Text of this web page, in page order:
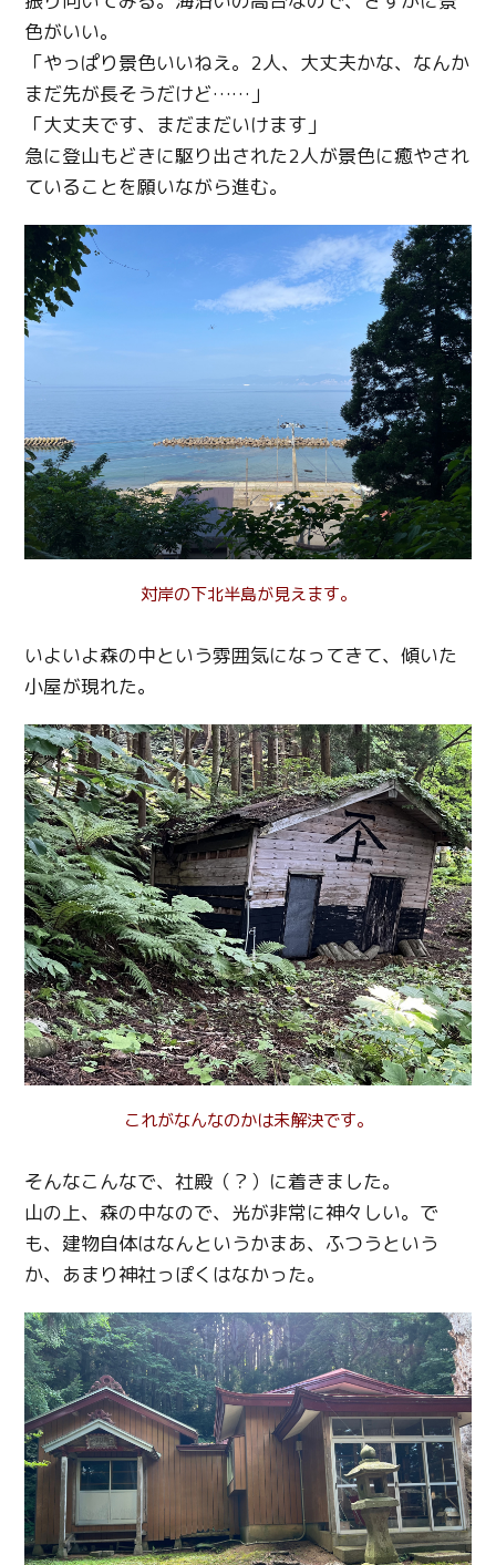
色がいい。
「やっぱり景色いいねえ。2人、大丈夫かな、なんか
まだ先が長そうだけど……」
「大丈夫です、まだまだいけます」
急に登山もどきに駆り出された2人が景色に癒やされ
ていることを願いながら進む。
対岸の下北半島が見えます。
いよいよ森の中という雰囲気になってきて、傾いた
小屋が現れた。
これがなんなのかは未解決です。
そんなこんなで、社殿（？）に着きました。
山の上、森の中なので、光が非常に神々しい。で
も、建物自体はなんというかまあ、ふつうという
か、あまり神社っぽくはなかった。